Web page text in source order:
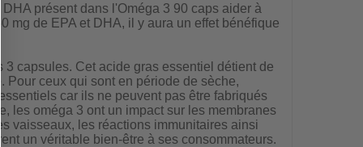
présent dans l'Oméga 3 90 caps aider à
mg de EPA et DHA, il y aura un effet bénéfique
3 capsules. Cet acide gras essentiel détient de
Pour ceux qui sont en période de sèche,
car ils ne peuvent pas être fabriqués
les oméga 3 ont un impact sur les membranes
vaisseaux, les réactions immunitaires ainsi
un véritable bien-être à ses consommateurs.